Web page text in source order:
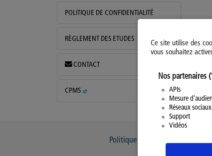
Ce site utilise des
vous souhaitez
Nos partenaires
APIs
Mesure
Réseaux sociaux
Support
Vidéos
POLITIQUE DE CONFIDENTIALITÉ
RÈGLEMENT DES ETUDES
CONTACT
CPMS
Politique d’utilisation des Cookies